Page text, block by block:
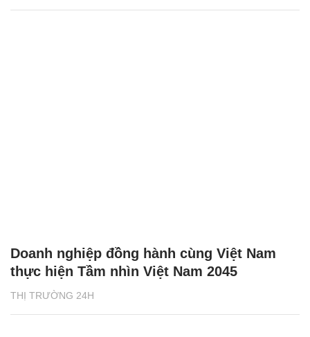
THỊ TRƯỜNG 24H
Doanh nghiệp đồng hành cùng Việt Nam
thực hiện Tầm nhìn Việt Nam 2045